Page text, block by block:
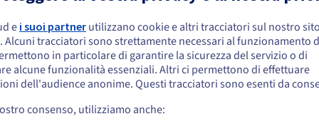
che la tua localizzazione sia Stati
un ordine da Stati Uniti, è necessario accedere al sito web del
un account.
ei suoi partner utilizzano cookie e altri tracciatori sul nostro sito
Alcuni tracciatori sono strettamente necessari al funzionamento
in particolare di garantire la sicurezza del servizio o di
alcune funzionalità essenziali. Altri ci permettono di effettuare
dell'audience anonime. Questi tracciatori sono esenti da
consenso, utilizziamo anche: